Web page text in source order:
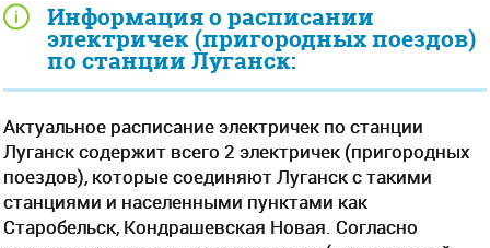
Информация о расписании
электричек (пригородных поездов)
по станции Луганск:
Актуальное расписание электричек по станции
Луганск содержит всего 2 электричек (пригородных
поездов), которые соединяют Луганск с такими
станциями и населенными пунктами как
Старобельск, Кондрашевская Новая. Согласно